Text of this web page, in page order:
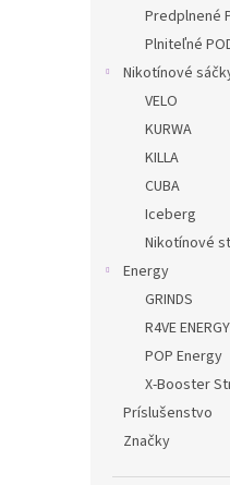
Predplnené
Plniteľné
Nikotínové
VELO
KURWA
KILLA
CUBA
Iceberg
Nikotínové
Energy
GRINDS
R4VE ENERGY
POP Energy
X-Booster
Príslušenstvo
Značky